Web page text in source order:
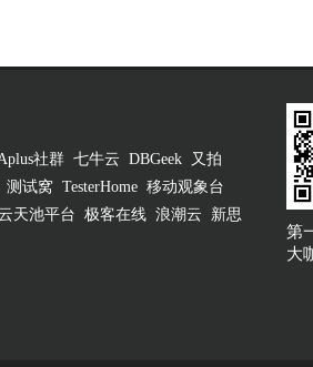
社群 七牛云 DBGeek
又拍
测试窝 TesterHome 移动观象台
天池平台 极客在线 浪潮云
新思
第
大